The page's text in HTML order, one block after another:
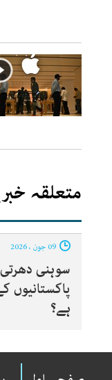
متعلقہ
سوہنی
پاکستانیوں
ہے؟